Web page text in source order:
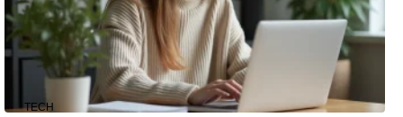
TECH